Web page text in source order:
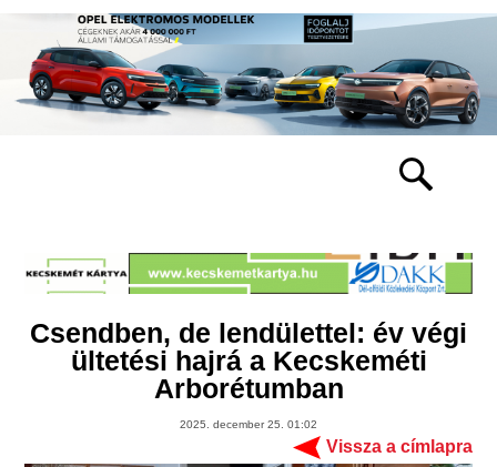
Csendben, de lendülettel: év végi
ültetési hajrá a Kecskeméti
Arborétumban
2025. december 25. 01:02
Vissza a címlapra